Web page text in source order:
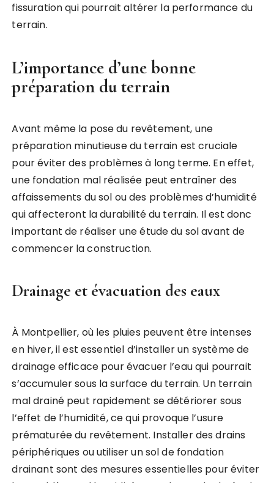
fissuration qui pourrait altérer la performance du
terrain.
L’importance d’une bonne
préparation du terrain
Avant même la pose du revêtement, une
préparation minutieuse du terrain est cruciale
pour éviter des problèmes à long terme. En effet,
une fondation mal réalisée peut entraîner des
affaissements du sol ou des problèmes d’humidité
qui affecteront la durabilité du terrain. Il est donc
important de réaliser une étude du sol avant de
commencer la construction.
Drainage et évacuation des eaux
À Montpellier, où les pluies peuvent être intenses
en hiver, il est essentiel d’installer un système de
drainage efficace pour évacuer l’eau qui pourrait
s’accumuler sous la surface du terrain. Un terrain
mal drainé peut rapidement se détériorer sous
l’effet de l’humidité, ce qui provoque l’usure
prématurée du revêtement. Installer des drains
périphériques ou utiliser un sol de fondation
drainant sont des mesures essentielles pour éviter